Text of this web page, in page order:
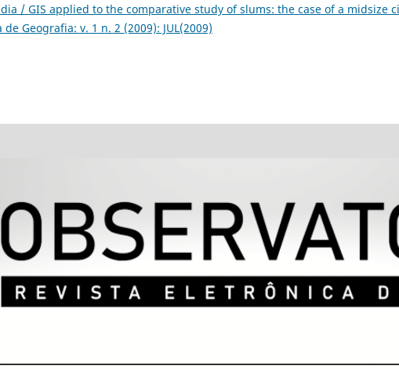
/ GIS applied to the comparative study of slums: the case of a midsize
Geografia: v. 1 n. 2 (2009): JUL(2009)